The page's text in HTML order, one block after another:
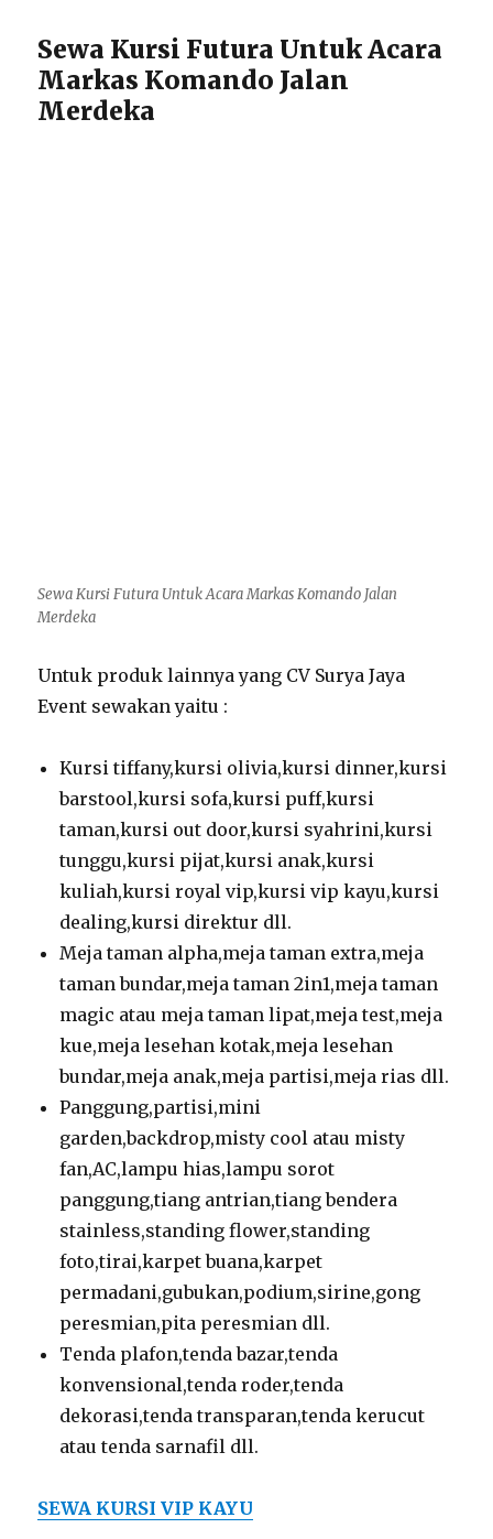
Sewa Kursi Futura Untuk Acara
Markas Komando Jalan
Merdeka
Sewa Kursi Futura Untuk Acara Markas Komando Jalan
Merdeka
Untuk produk lainnya yang CV Surya Jaya
Event sewakan yaitu :
Kursi tiffany,kursi olivia,kursi dinner,kursi
barstool,kursi sofa,kursi puff,kursi
taman,kursi out door,kursi syahrini,kursi
tunggu,kursi pijat,kursi anak,kursi
kuliah,kursi royal vip,kursi vip kayu,kursi
dealing,kursi direktur dll.
Meja taman alpha,meja taman extra,meja
taman bundar,meja taman 2in1,meja taman
magic atau meja taman lipat,meja test,meja
kue,meja lesehan kotak,meja lesehan
bundar,meja anak,meja partisi,meja rias dll.
Panggung,partisi,mini
garden,backdrop,misty cool atau misty
fan,AC,lampu hias,lampu sorot
panggung,tiang antrian,tiang bendera
stainless,standing flower,standing
foto,tirai,karpet buana,karpet
permadani,gubukan,podium,sirine,gong
peresmian,pita peresmian dll.
Tenda plafon,tenda bazar,tenda
konvensional,tenda roder,tenda
dekorasi,tenda transparan,tenda kerucut
atau tenda sarnafil dll.
SEWA KURSI VIP KAYU